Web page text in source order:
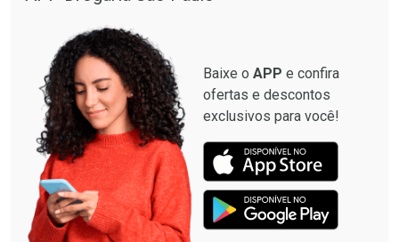
Baixe o APP e confira
ofertas e descontos
exclusivos para você!